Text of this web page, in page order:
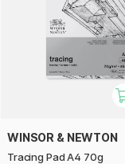
WINSOR & NEWTON
Tracing Pad A4 70g